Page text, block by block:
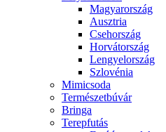
Magyarország
Ausztria
Csehország
Horvátország
Lengyelország
Szlovénia
Mimicsoda
Természetbúvár
Bringa
Terepfutás